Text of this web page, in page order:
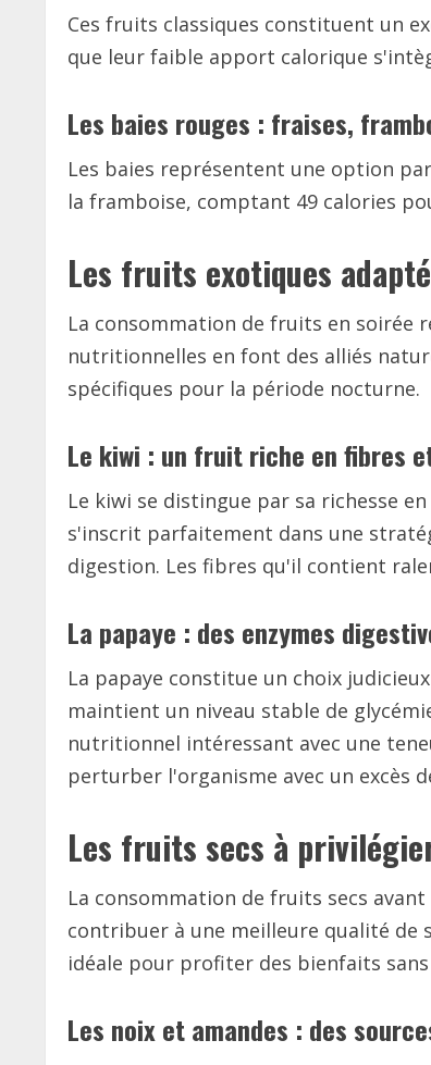
Ces fruits classiques constituent un
que leur faible apport calorique
Les baies rouges : fraises,
Les baies représentent une option
la framboise, comptant 49 calories
Les fruits exotiques
La consommation de fruits en soirée
nutritionnelles en font des alliés
spécifiques pour la période nocturne.
Le kiwi : un fruit riche en fibres
Le kiwi se distingue par sa richesse
s'inscrit parfaitement dans une
digestion. Les fibres qu'il contient
La papaye : des enzymes
La papaye constitue un choix
maintient un niveau stable de
nutritionnel intéressant avec une
perturber l'organisme avec un excès
Les fruits secs à
La consommation de fruits secs
contribuer à une meilleure qualité de
idéale pour profiter des bienfaits sans
Les noix et amandes : des